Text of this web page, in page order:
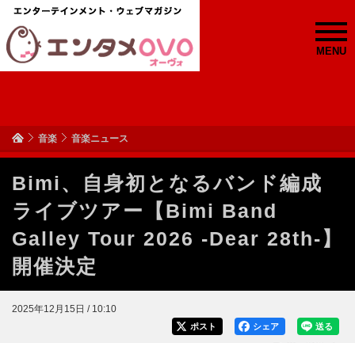
MENU
音楽 音楽ニュース
Bimi、自身初となるバンド編成
ライブツアー【Bimi Band
Galley Tour 2026 -Dear 28th-】
開催決定
2025年12月15日 / 10:10
送る
シェア
ポスト